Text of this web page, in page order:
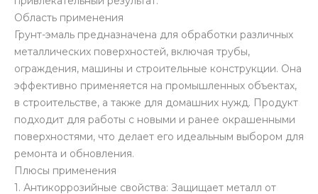
Область применения
Грунт-эмаль предназначена для обработки различных
металлических поверхностей, включая трубы,
ограждения, машины и строительные конструкции. Она
эффективно применяется на промышленных объектах,
в строительстве, а также для домашних нужд. Продукт
подходит для работы с новыми и ранее окрашенными
поверхностями, что делает его идеальным выбором для
ремонта и обновления.
Плюсы применения
1. Антикоррозийные свойства: Защищает металл от